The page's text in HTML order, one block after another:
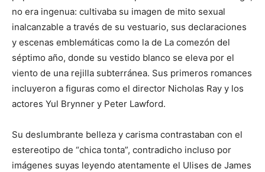
no era ingenua: cultivaba su imagen de mito sexual
inalcanzable a través de su vestuario, sus declaraciones
y escenas emblemáticas como la de La comezón del
séptimo año, donde su vestido blanco se eleva por el
viento de una rejilla subterránea. Sus primeros romances
incluyeron a figuras como el director Nicholas Ray y los
actores Yul Brynner y Peter Lawford.
Su deslumbrante belleza y carisma contrastaban con el
estereotipo de “chica tonta”, contradicho incluso por
imágenes suyas leyendo atentamente el Ulises de James